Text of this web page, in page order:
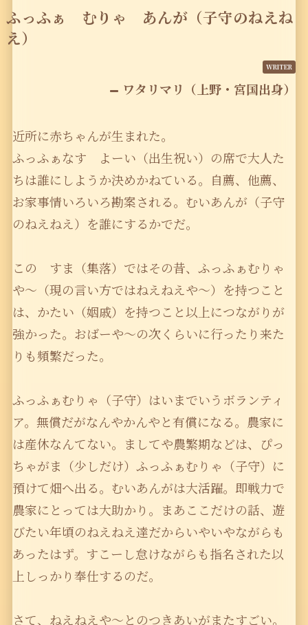
ふっふぁ むりゃ あんが（子守のねえね
え）
ワタリマリ（上野・宮国出身）
近所に赤ちゃんが生まれた。
ふっふぁなす よーい（出生祝い）の席で大人た
ちは誰にしようか決めかねている。自薦、他薦、
お家事情いろいろ勘案される。むいあんが（子守
のねえねえ）を誰にするかでだ。
この すま（集落）ではその昔、ふっふぁむりゃ
や〜（現の言い方ではねえねえや〜）を持つこと
は、かたい（姻戚）を持つこと以上につながりが
強かった。おばーや〜の次くらいに行ったり来た
りも頻繁だった。
ふっふぁむりゃ（子守）はいまでいうボランティ
ア。無償だがなんやかんやと有償になる。農家に
は産休なんてない。ましてや農繁期などは、ぴっ
ちゃがま（少しだけ）ふっふぁむりゃ（子守）に
預けて畑へ出る。むいあんがは大活躍。即戦力で
農家にとっては大助かり。まあここだけの話、遊
びたい年頃のねえねえ達だからいやいやながらも
あったはず。すこーし怠けながらも指名された以
上しっかり奉仕するのだ。
さて、ねえねえや〜とのつきあいがまたすごい。